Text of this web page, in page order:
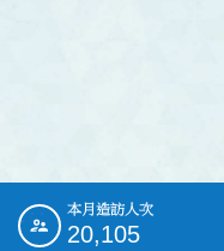
::: 本月造訪人次
20,105